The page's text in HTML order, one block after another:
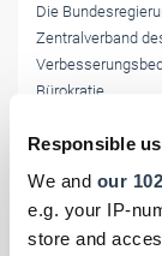
Responsible
We and our
e.g. your IP-
store and
Die
Zentralverband
Bürokratie.